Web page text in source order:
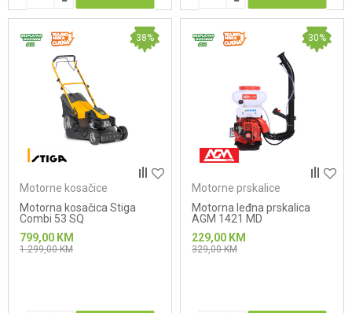
38%
Motorne kosačice
Motorna kosačica Stiga
Combi 53 SQ
799,00 KM
1.299,00KM
30%
Motorne prskalice
Motorna leđna prskalica
AGM 1421 MD
229,00 KM
329,00KM